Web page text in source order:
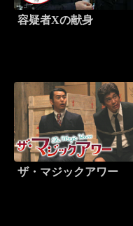
容疑者Xの献身
ザ・マジックアワー